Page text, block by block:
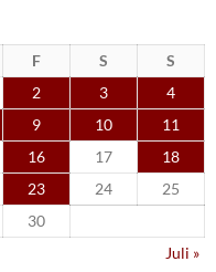
F S
S
2 3
4
9 10
11
16 17
18
23 24
25
30
Juli »